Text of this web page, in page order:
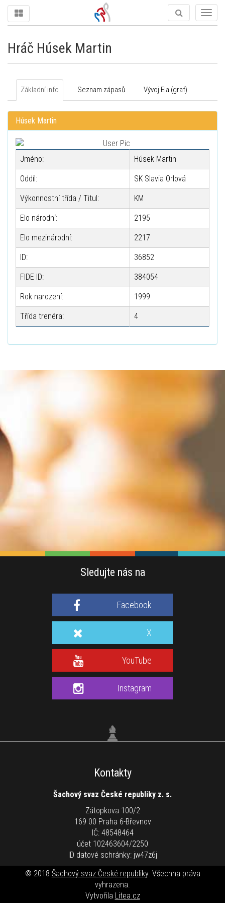
Hráč Húsek Martin
Základní info Seznam zápasů Vývoj Ela (graf)
Húsek Martin
Jméno: Húsek Martin
Oddíl: SK Slavia Orlová
Výkonnostní třída / Titul: KM
Elo národní: 2195
Elo mezinárodní: 2217
ID: 36852
FIDE ID: 384054
Rok narození: 1999
Třída trenéra: 4
Sledujte nás na
Facebook
X
YouTube
Instagram
Kontakty
Šachový svaz České republiky z. s.
Zátopkova 100/2
169 00 Praha 6-Břevnov
IČ: 48548464
účet 102463604/2250
ID datové schránky: jw47z6j
© 2018 Šachový svaz České republiky. Všechna práva
vyhrazena.
Vytvořila Litea.cz